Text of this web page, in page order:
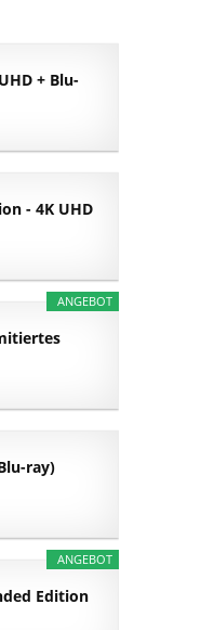
+ Blu-
- 4K UHD
ANGEBOT
ray)
ANGEBOT
Edition